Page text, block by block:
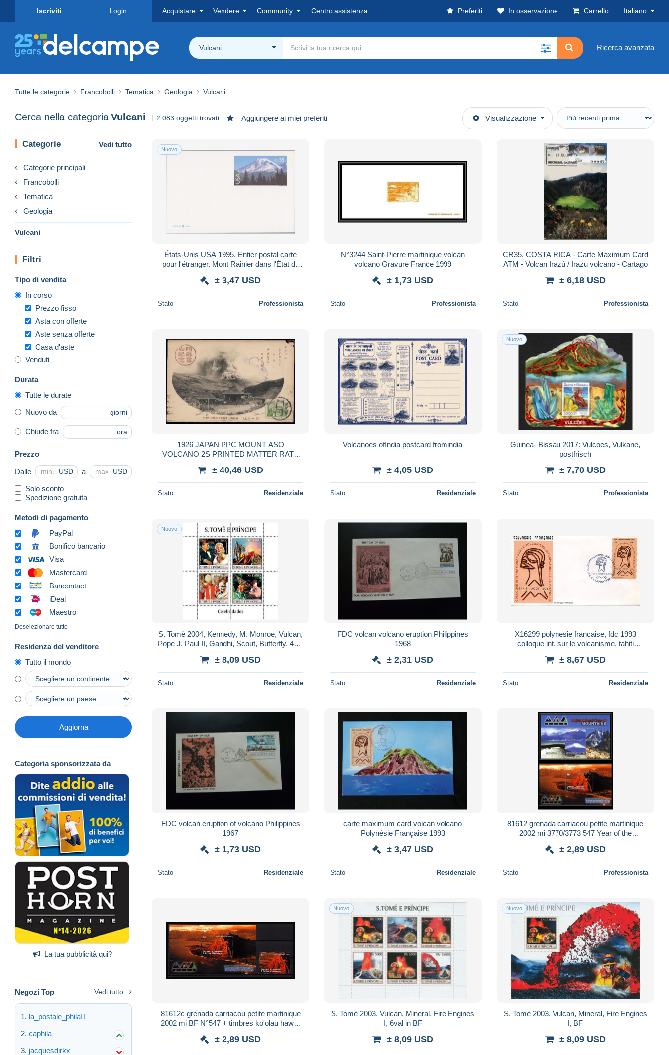
Iscriviti Login Acquistare Vendere Community Centro assistenza Preferiti In osservazione Carrello Italiano
Vulcani Ricerca avanzata
Tutte le categorie Francobolli Tematica Geologia Vulcani
Cerca nella categoria Vulcani 2.083 oggetti trovati Aggiungere ai miei preferiti Visualizzazione
Categorie Vedi tutto
Categorie principali
Francobolli
Tematica
Geologia
Vulcani
Filtri
Tipo di vendita
In corso
Prezzo fisso
Asta con offerte
Aste senza offerte
Casa d'aste
Venduti
Durata
Tutte le durate
Nuovo da giorni
Chiude fra ora
Prezzo
Dalle USD a USD
Solo sconto
Spedizione gratuita
Metodi di pagamento
PayPal
Bonifico bancario
Visa
Mastercard
Bancontact
iDeal
Maestro
Deselezionare tutto
Residenza del venditore
Tutto il mondo
Aggiorna
Categoria sponsorizzata da
La tua pubblicità qui?
Negozi Top Vedi tutto
la_postale_phila
caphila
jacquesdirkx
Nuovo
États-Unis USA 1995. Entier postal carte
pour l'étranger. Mont Rainier dans l'État de
± 3,47 USD
Stato Professionista
N°3244 Saint-Pierre martinique volcan
volcano Gravure France 1999
± 1,73 USD
Stato Professionista
CR35. COSTA RICA - Carte Maximum Card
ATM - Volcan Irazú / Irazu volcano - Cartago
± 6,18 USD
Stato Professionista
1926 JAPAN PPC MOUNT ASO
VOLCANO 2S PRINTED MATTER RATE
± 40,46 USD
Stato Residenziale
Volcanoes ofIndia postcard fromindia
± 4,05 USD
Stato Residenziale
Nuovo
Guinea- Bissau 2017: Vulcoes, Vulkane,
postfrisch
± 7,70 USD
Stato Professionista
Nuovo
S. Tomè 2004, Kennedy, M. Monroe, Vulcan,
Pope J. Paul II, Gandhi, Scout, Butterfly, 4val
± 8,09 USD
Stato Residenziale
FDC volcan volcano eruption Philippines
1968
± 2,31 USD
Stato Residenziale
X16299 polynesie francaise, fdc 1993
colloque int. sur le volcanisme, tahiti
± 8,67 USD
Stato Residenziale
FDC volcan eruption of volcano Philippines
1967
± 1,73 USD
Stato Residenziale
carte maximum card volcan volcano
Polynésie Française 1993
± 3,47 USD
Stato Residenziale
81612 grenada carriacou petite martinique
2002 mi 3770/3773 547 Year of the
MNH
± 2,89 USD
Stato Professionista
81612c grenada carriacou petite martinique
2002 mi BF N°547 + timbres ko'olau hawaii
± 2,89 USD
Nuovo
S. Tomè 2003, Vulcan, Mineral, Fire Engines
I, 6val in BF
± 8,09 USD
Nuovo
S. Tomè 2003, Vulcan, Mineral, Fire Engines
I, BF
± 8,09 USD